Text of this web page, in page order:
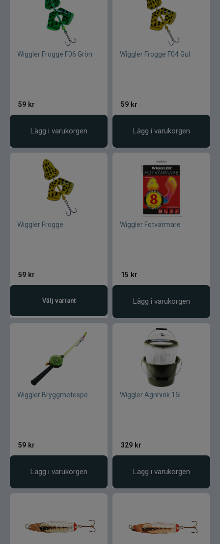
Wiggler Frogge F06 Grön
59 kr
Lägg i varukorgen
Wiggler Frogge F04 Gul
59 kr
Lägg i varukorgen
Wiggler Frogge
59 kr
Välj variant
Wiggler Fotvärmare
15 kr
Lägg i varukorgen
Wiggler Bryggmetespö
59 kr
Lägg i varukorgen
Wiggler Agnhink 15l
329 kr
Lägg i varukorgen